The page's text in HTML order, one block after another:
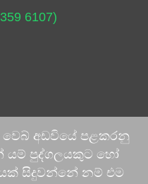
6107)
වෙබ් අඩවියේ පළකරනු
යම් පුද්ගලයකුට හෝ
සිදුවන්නේ නම් එම